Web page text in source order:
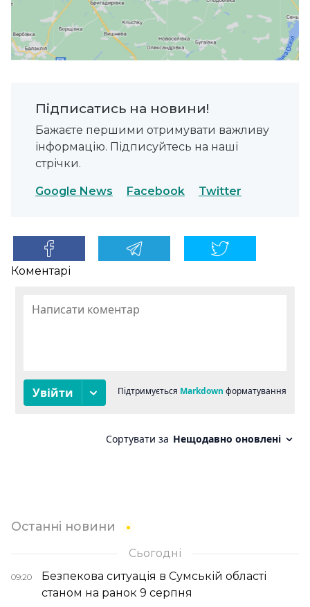
Підписатись на новини!
Бажаєте першими отримувати важливу
інформацію. Підписуйтесь на наші
стрічки.
Google News Facebook Twitter
Коментарі
Останні новини
Сьогодні
09:20
Безпекова ситуація в Сумській області
станом на ранок 9 серпня